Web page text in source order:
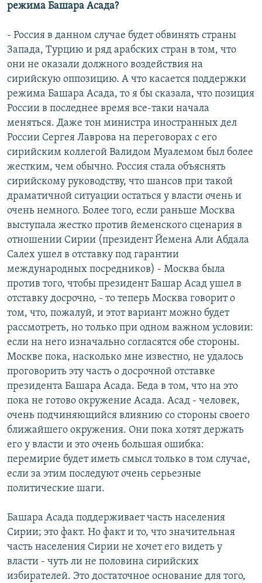
режима Башара Асада?
- Россия в данном случае будет обвинять страны
Запада, Турцию и ряд арабских стран в том, что
они не оказали должного воздействия на
сирийскую оппозицию. А что касается поддержки
режима Башара Асада, то я бы сказала, что позиция
России в последнее время все-таки начала
меняться. Даже тон министра иностранных дел
России Сергея Лаврова на переговорах с его
сирийским коллегой Валидом Муалемом был более
жестким, чем обычно. Россия стала объяснять
сирийскому руководству, что шансов при такой
драматичной ситуации остаться у власти очень и
очень немного. Более того, если раньше Москва
выступала жестко против йеменского сценария в
отношении Сирии (президент Йемена Али Абдала
Салех ушел в отставку под гарантии
международных посредников) - Москва была
против того, чтобы президент Башар Асад ушел в
отставку досрочно, - то теперь Москва говорит о
том, что, пожалуй, и этот вариант можно будет
рассмотреть, но только при одном важном условии:
если на него изначально согласятся обе стороны.
Москве пока, насколько мне известно, не удалось
проговорить эту часть о досрочной отставке
президента Башара Асада. Беда в том, что на это
пока не готово окружение Асада. Асад - человек,
очень подчиняющийся влиянию со стороны своего
ближайшего окружения. Они пока хотят держать
его у власти и это очень большая ошибка:
перемирие будет иметь смысл только в том случае,
если за этим последуют очень серьезные
политические шаги.
Башара Асада поддерживает часть населения
Сирии; это факт. Но факт и то, что значительная
часть населения Сирии не хочет его видеть у
власти - чуть ли не половина сирийских
избирателей. Это достаточное основание для того,